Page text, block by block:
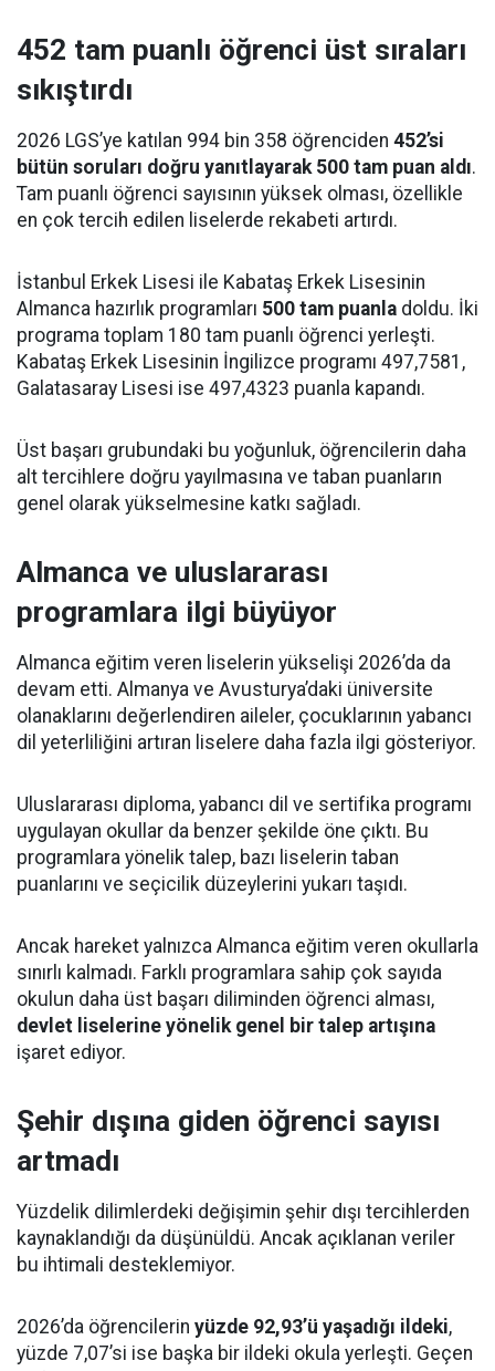
452 tam puanlı öğrenci üst sıraları
sıkıştırdı
2026 LGS’ye katılan 994 bin 358 öğrenciden 452’si
bütün soruları doğru yanıtlayarak 500 tam puan aldı.
Tam puanlı öğrenci sayısının yüksek olması, özellikle
en çok tercih edilen liselerde rekabeti artırdı.
İstanbul Erkek Lisesi ile Kabataş Erkek Lisesinin
Almanca hazırlık programları 500 tam puanla doldu. İki
programa toplam 180 tam puanlı öğrenci yerleşti.
Kabataş Erkek Lisesinin İngilizce programı 497,7581,
Galatasaray Lisesi ise 497,4323 puanla kapandı.
Üst başarı grubundaki bu yoğunluk, öğrencilerin daha
alt tercihlere doğru yayılmasına ve taban puanların
genel olarak yükselmesine katkı sağladı.
Almanca ve uluslararası
programlara ilgi büyüyor
Almanca eğitim veren liselerin yükselişi 2026’da da
devam etti. Almanya ve Avusturya’daki üniversite
olanaklarını değerlendiren aileler, çocuklarının yabancı
dil yeterliliğini artıran liselere daha fazla ilgi gösteriyor.
Uluslararası diploma, yabancı dil ve sertifika programı
uygulayan okullar da benzer şekilde öne çıktı. Bu
programlara yönelik talep, bazı liselerin taban
puanlarını ve seçicilik düzeylerini yukarı taşıdı.
Ancak hareket yalnızca Almanca eğitim veren okullarla
sınırlı kalmadı. Farklı programlara sahip çok sayıda
okulun daha üst başarı diliminden öğrenci alması,
devlet liselerine yönelik genel bir talep artışına
işaret ediyor.
Şehir dışına giden öğrenci sayısı
artmadı
Yüzdelik dilimlerdeki değişimin şehir dışı tercihlerden
kaynaklandığı da düşünüldü. Ancak açıklanan veriler
bu ihtimali desteklemiyor.
2026’da öğrencilerin yüzde 92,93’ü yaşadığı ildeki,
yüzde 7,07’si ise başka bir ildeki okula yerleşti. Geçen